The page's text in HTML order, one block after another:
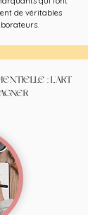
de véritables
: L'ART